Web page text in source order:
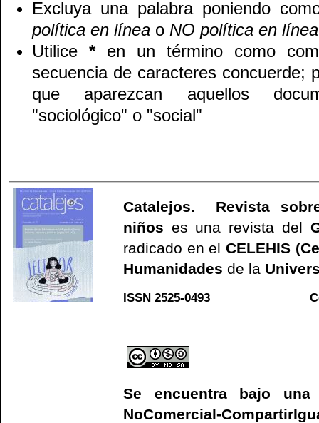
Excluya una palabra poniendo
política en líneao NO política en línea
Utilice *en un término como
secuencia de caracteres concuerde;
que aparezcan aquellos
"sociológico" o "social"
Catalejos. Revista
niños es una revista del
radicado en el CELEHIS
Humanidades de la
ISSN 2525-0493 C
Se encuentra bajo
NoComercial-